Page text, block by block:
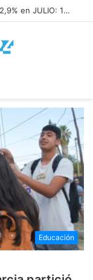
La INFLACIÓN de CABA se DISPARÓ al 2,9% en JULIO: 19,4% en 2026
Educación